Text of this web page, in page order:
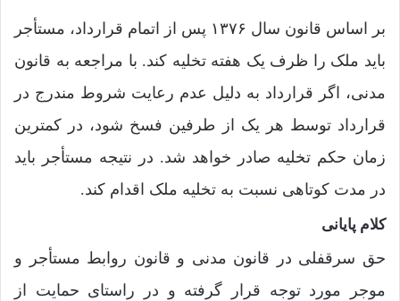
بر اساس قانون سال ۱۳۷۶ پس از اتمام قرارداد، مستأجر
باید ملک را ظرف یک هفته تخلیه کند. با مراجعه به قانون
مدنی، اگر قرارداد به دلیل عدم رعایت شروط مندرج در
قرارداد توسط هر یک از طرفین فسخ شود، در کمترین
زمان حکم تخلیه صادر خواهد شد. در نتیجه مستأجر باید
در مدت کوتاهی نسبت به تخلیه ملک اقدام کند.
کلام پایانی
حق سرقفلی در قانون مدنی و قانون روابط مستأجر و
موجر مورد توجه قرار گرفته و در راستای حمایت از